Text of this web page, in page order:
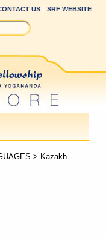
US SRF WEBSITE
> Kazakh